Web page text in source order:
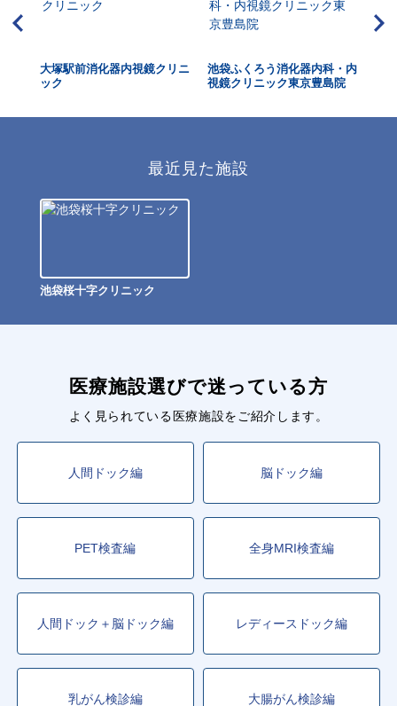
大塚駅前消化器内視鏡クリニ
ック
池袋ふくろう消化器内科・内
視鏡クリニック東京豊島院
最近見た施設
池袋桜十字クリニック
医療施設選びで迷っている方
よく見られている医療施設をご紹介します。
人間ドック編 脳ドック編
PET検査編 全身MRI検査編
人間ドック＋脳ドック編 レディースドック編
乳がん検診編 大腸がん検診編